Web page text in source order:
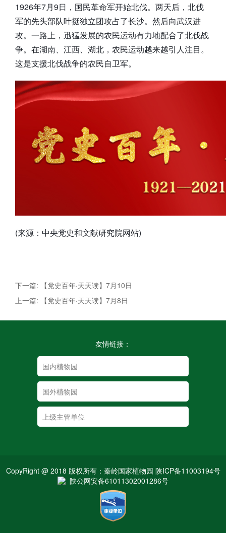
1926年7月9日，国民革命军开始北伐。两天后，北伐
军的先头部队叶挺独立团攻占了长沙。然后向武汉进
攻。一路上，迅猛发展的农民运动有力地配合了北伐战
争。在湖南、江西、湖北，农民运动越来越引人注目。
这是支援北伐战争的农民自卫军。
(来源：中央党史和文献研究院网站)
下一篇: 【党史百年·天天读】7月10日
上一篇: 【党史百年·天天读】7月8日
友情链接：
CopyRight @ 2018 版权所有：秦岭国家植物园 陕ICP备11003194号
陕公网安备61011302001286号